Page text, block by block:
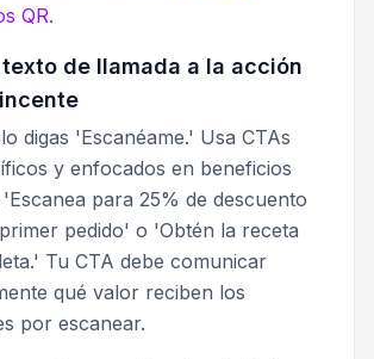
QR.
texto de llamada a la acción
digas 'Escanéame.' Usa CTAs
y enfocados en beneficios
para 25% de descuento
pedido' o 'Obtén la receta
Tu CTA debe comunicar
qué valor reciben los
por escanear.